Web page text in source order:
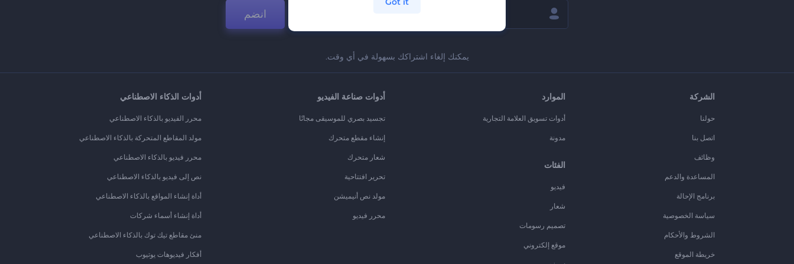
انضم
يمكنك إلغاء اشتراكك بسهولة في أي وقت.
الشركة
حولنا
اتصل بنا
وظائف
المساعدة والدعم
برنامج الإحالة
سياسة الخصوصية
الشروط والأحكام
خريطة الموقع
الموارد
أدوات تسويق العلامة التجارية
مدونة
الفئات
فيديو
شعار
تصميم رسومات
موقع إلكتروني
أدوات صناعة الفيديو
تجسيد بصري للموسيقى مجانًا
إنشاء مقطع متحرك
شعار متحرك
تحرير افتتاحية
مولد نص أنيميشن
محرر فيديو
أدوات الذكاء الاصطناعي
محرر الفيديو بالذكاء الاصطناعي
مولد المقاطع المتحركة بالذكاء الاصطناعي
محرر فيديو بالذكاء الاصطناعي
نص إلى فيديو بالذكاء الاصطناعي
أداة إنشاء المواقع بالذكاء الاصطناعي
أداة إنشاء أسماء شركات
منئ مقاطع تيك توك بالذكاء الاصطناعي
أفكار فيديوهات يوتيوب